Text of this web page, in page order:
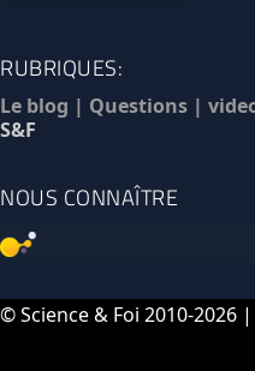
RUBRIQUES:
Le blog | Questions |
S&F
NOUS CONNAÎTRE
© Science & Foi 2010-2026 |